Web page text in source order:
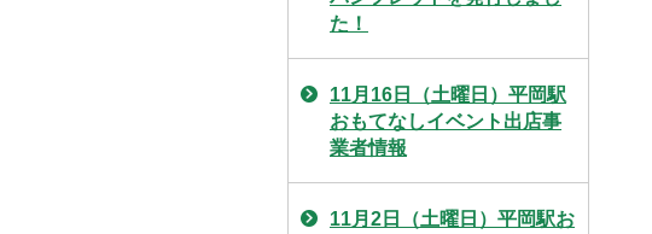
た！
11月16日（土曜日）平岡駅
おもてなしイベント出店事
業者情報
11月2日（土曜日）平岡駅お